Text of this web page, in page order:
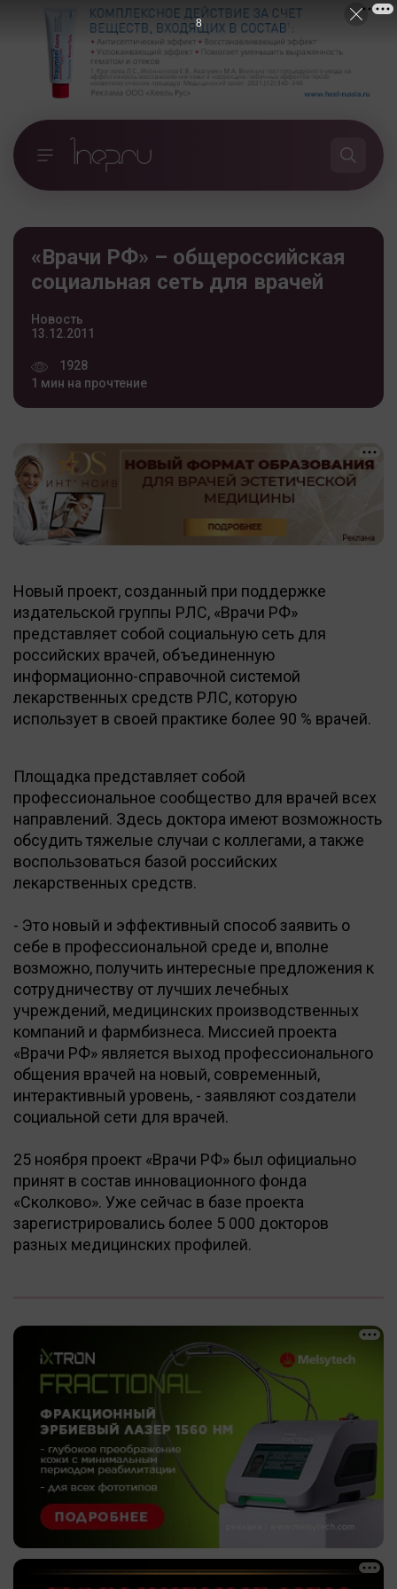
«Врачи РФ» – общероссийская
социальная сеть для врачей
Новость
13.12.2011
1928
1 мин на прочтение
Новый проект, созданный при поддержке
издательской группы РЛС, «Врачи РФ»
представляет собой социальную сеть для
российских врачей, объединенную
информационно-справочной системой
лекарственных средств РЛС, которую
использует в своей практике более 90 % врачей.
Площадка представляет собой
профессиональное сообщество для врачей всех
направлений. Здесь доктора имеют возможность
обсудить тяжелые случаи с коллегами, а также
воспользоваться базой российских
лекарственных средств.
- Это новый и эффективный способ заявить о
себе в профессиональной среде и, вполне
возможно, получить интересные предложения к
сотрудничеству от лучших лечебных
учреждений, медицинских производственных
компаний и фармбизнеса. Миссией проекта
«Врачи РФ» является выход профессионального
общения врачей на новый, современный,
интерактивный уровень, - заявляют создатели
социальной сети для врачей.
25 ноября проект «Врачи РФ» был официально
принят в состав инновационного фонда
«Сколково». Уже сейчас в базе проекта
зарегистрировались более 5 000 докторов
разных медицинских профилей.
7